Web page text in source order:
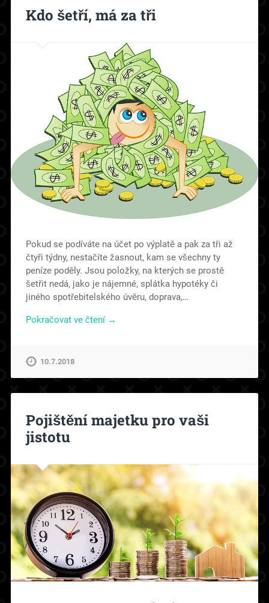
Kdo šetří, má za tři
Pokud se podíváte na účet po výplatě a pak za tři až
čtyři týdny, nestačíte žasnout, kam se všechny ty
peníze poděly. Jsou položky, na kterých se prostě
šetřit nedá, jako je nájemné, splátka hypotéky či
jiného spotřebitelského úvěru, doprava,…
Pokračovat ve čtení →
10.7.2018
Pojištění majetku pro vaši
jistotu